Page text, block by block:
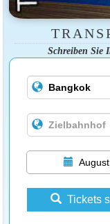
Schreiben Sie
Tickets